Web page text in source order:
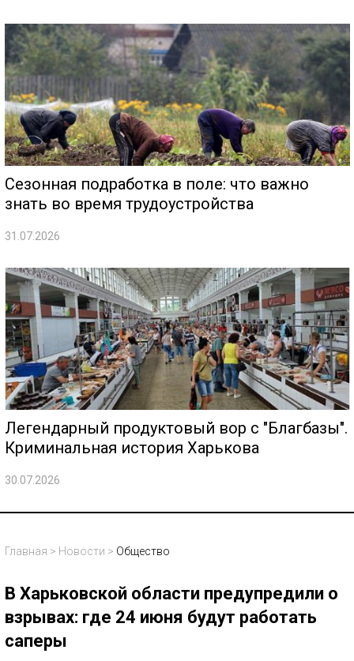
Сезонная подработка в поле: что важно
знать во время трудоустройства
31.07.2026
Легендарный продуктовый вор с "Благбазы".
Криминальная история Харькова
30.07.2026
Главная > Новости > Общество
В Харьковской области предупредили о
взрывах: где 24 июня будут работать
саперы